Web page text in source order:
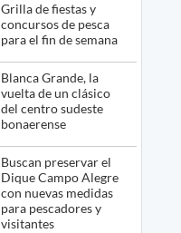
Grilla de fiestas y
concursos de pesca
para el fin de semana
Blanca Grande, la
vuelta de un clásico
del centro sudeste
bonaerense
Buscan preservar el
Dique Campo Alegre
con nuevas medidas
para pescadores y
visitantes